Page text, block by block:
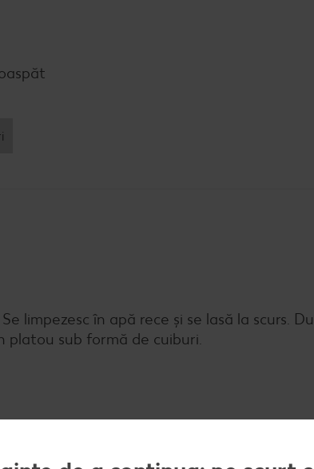
limpezesc în apă rece și se lasă la scurs.
platou sub formă de cuiburi.
Ceapa și ardeiul se toacă mărunt și se
țin pe foc până scad. Se pun sare și piper